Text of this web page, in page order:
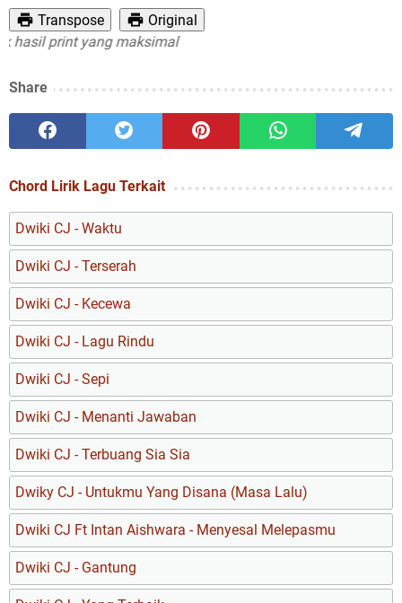
Transpose
Original
print yang maksimal
Share
Chord Lirik Lagu Terkait
Dwiki CJ - Waktu
Dwiki CJ - Terserah
Dwiki CJ - Kecewa
Dwiki CJ - Lagu Rindu
Dwiki CJ - Sepi
Dwiki CJ - Menanti Jawaban
Dwiki CJ - Terbuang Sia Sia
Dwiky CJ - Untukmu Yang Disana (Masa Lalu)
Dwiki CJ Ft Intan Aishwara - Menyesal Melepasmu
Dwiki CJ - Gantung